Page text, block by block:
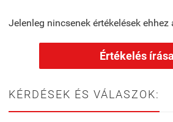
Jelenleg nincsenek értékelések ehhez
Értékelés írása
KÉRDÉSEK ÉS VÁLASZOK: